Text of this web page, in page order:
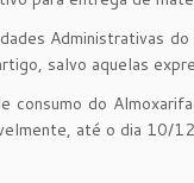
Administrativas
salvo aquelas
consumo do
até o dia 10/